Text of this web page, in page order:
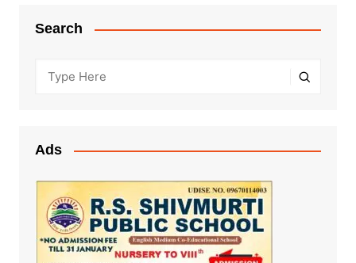
Search
Ads